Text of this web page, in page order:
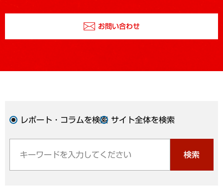
お問い合わせ
レポート・コラムを検索 サイト全体を検索
検索